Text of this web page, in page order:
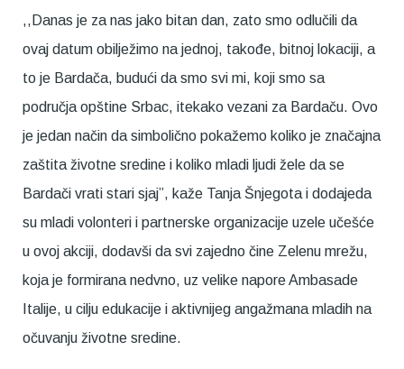
,,Danas je za nas jako bitan dan, zato smo odlučili da
ovaj datum obilježimo na jednoj, takođe, bitnoj lokaciji, a
to je Bardača, budući da smo svi mi, koji smo sa
područja opštine Srbac, itekako vezani za Bardaču. Ovo
je jedan način da simbolično pokažemo koliko je značajna
zaštita životne sredine i koliko mladi ljudi žele da se
Bardači vrati stari sjaj”, kaže Tanja Šnjegota i dodajeda
su mladi volonteri i partnerske organizacije uzele učešće
u ovoj akciji, dodavši da svi zajedno čine Zelenu mrežu,
koja je formirana nedvno, uz velike napore Ambasade
Italije, u cilju edukacije i aktivnijeg angažmana mladih na
očuvanju životne sredine.